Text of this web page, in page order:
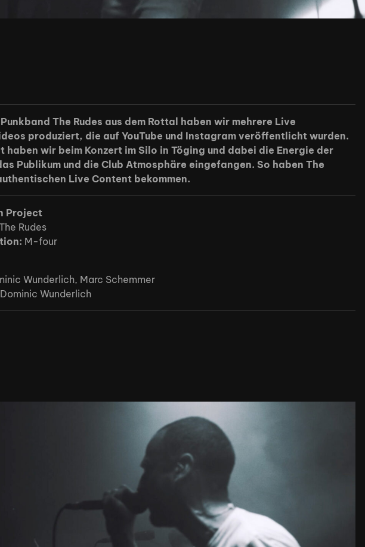
The Rudes aus dem Rottal haben wir mehrere Live
produziert, die auf YouTube und Instagram veröffentlicht wurden.
haben wir beim Konzert im Silo in Töging und dabei die Energie der
Publikum und die Club Atmosphäre eingefangen. So haben The
Live Content bekommen.
Project
Rudes
M-four
Wunderlich, Marc Schemmer
Dominic Wunderlich